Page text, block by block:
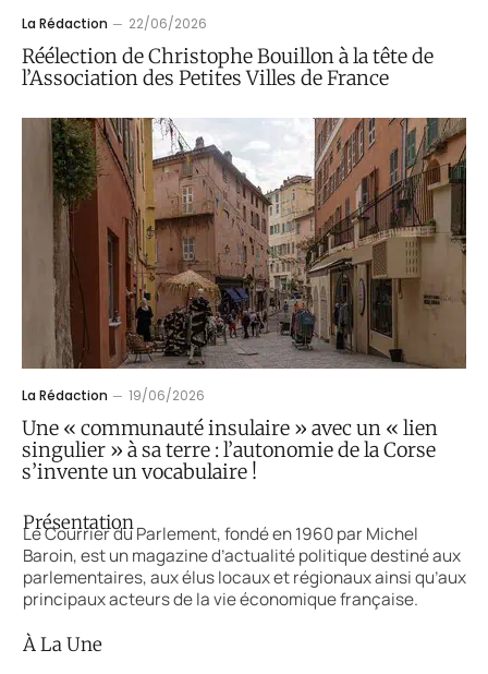
La Rédaction 22/06/2026
Réélection de Christophe Bouillon à la tête de
l’Association des Petites Villes de France
La Rédaction 19/06/2026
Une « communauté insulaire » avec un « lien
singulier » à sa terre : l’autonomie de la Corse
s’invente un vocabulaire !
Présentation
Le Courrier du Parlement, fondé en 1960 par Michel
Baroin, est un magazine d’actualité politique destiné aux
parlementaires, aux élus locaux et régionaux ainsi qu’aux
principaux acteurs de la vie économique française.
À La Une